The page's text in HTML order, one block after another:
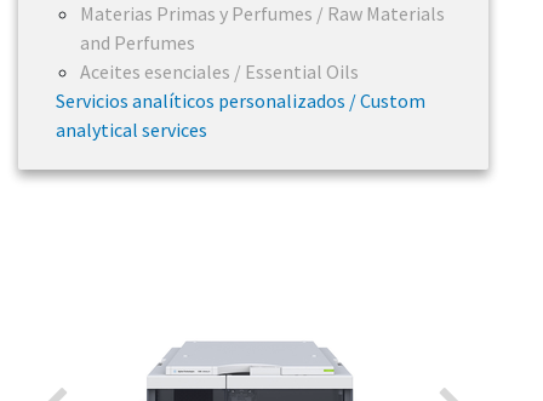
Materias Primas y Perfumes / Raw Materials
and Perfumes
Aceites esenciales / Essential Oils
Servicios analíticos personalizados / Custom
analytical services